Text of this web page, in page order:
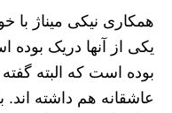
همکاری نیکی میناژ با
یکی از آنها دریک بوده
بوده است که البته
عاشقانه هم داشته اند.